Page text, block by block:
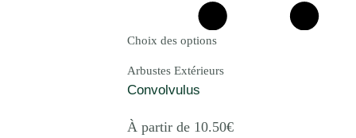
Choix des options
Arbustes Extérieurs
Convolvulus
À partir de 10.50€